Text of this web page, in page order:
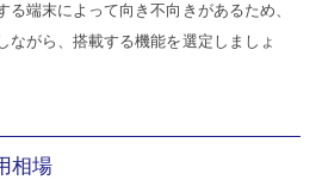
る端末によって向き不向きがあるため、
ながら、搭載する機能を選定しましょ
相場